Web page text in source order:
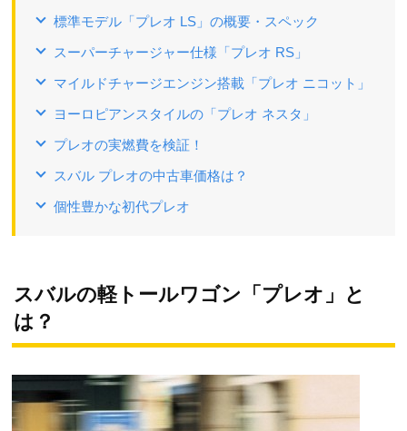
標準モデル「プレオ LS」の概要・スペック
スーパーチャージャー仕様「プレオ RS」
マイルドチャージエンジン搭載「プレオ ニコット」
ヨーロピアンスタイルの「プレオ ネスタ」
プレオの実燃費を検証！
スバル プレオの中古車価格は？
個性豊かな初代プレオ
スバルの軽トールワゴン「プレオ」と
は？